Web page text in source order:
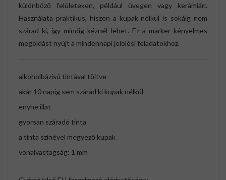
különböző felületeken, például üvegen vagy kerámián.
Használata praktikus, hiszen a kupak nélkül is sokáig nem
szárad ki, így mindig kéznél lehet. Ez a marker kényelmes
megoldást nyújt a mindennapi jelölési feladatokhoz.
alkoholbázisú tintával töltve
akár 10 napig sem szárad ki kupak nélkül
enyhe illat
gyorsan száradó tinta
a tinta színével megyező kupak
vonalvastagság: 1 mm